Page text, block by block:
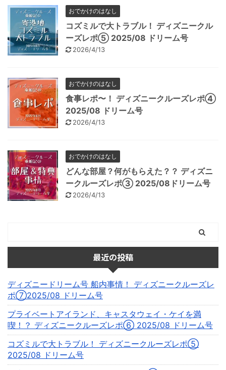
おでかけのはなし
コズミルで大トラブル！ ディズニークル
ーズレポ⑤ 2025/08 ドリーム号
2026/4/13
おでかけのはなし
食事レポ〜！ ディズニークルーズレポ④
2025/08 ドリーム号
2026/4/13
おでかけのはなし
どんな部屋？何がもらえた？？ ディズニ
ークルーズレポ③ 2025/08ドリーム号
2026/4/13
最近の投稿
ディズニードリーム号 船内事情！ ディズニークルーズレ
ポ⑦2025/08 ドリーム号
プライベートアイランド、キャスタウェイ・ケイを満
喫！？ ディズニークルーズレポ⑥ 2025/08 ドリーム号
コズミルで大トラブル！ ディズニークルーズレポ⑤
2025/08 ドリーム号